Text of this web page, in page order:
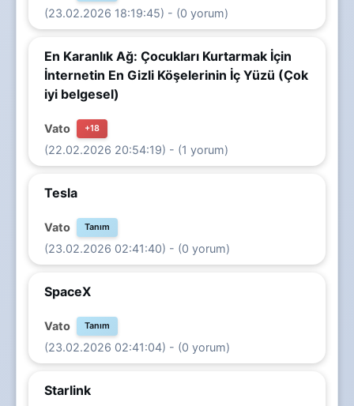
(23.02.2026 18:19:45) - (0 yorum)
En Karanlık Ağ: Çocukları Kurtarmak İçin
İnternetin En Gizli Köşelerinin İç Yüzü (Çok
iyi belgesel)
Vato +18
(22.02.2026 20:54:19) - (1 yorum)
Tesla
Vato Tanım
(23.02.2026 02:41:40) - (0 yorum)
SpaceX
Vato Tanım
(23.02.2026 02:41:04) - (0 yorum)
Starlink